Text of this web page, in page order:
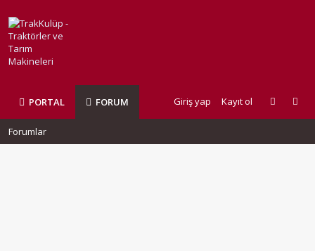
PORTAL FORUM Giriş yap Kayıt ol
Forumlar